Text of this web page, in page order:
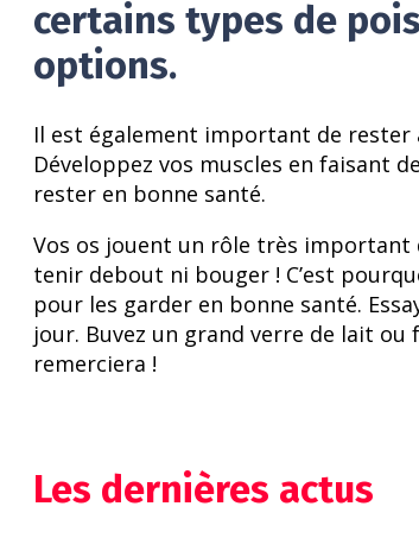
certains types de
options.
Il est également important de rester
Développez vos muscles en faisant
rester en bonne santé.
Vos os jouent un rôle très important
tenir debout ni bouger ! C’est
pour les garder en bonne santé.
jour. Buvez un grand verre de lait
remerciera !
Les dernières actus